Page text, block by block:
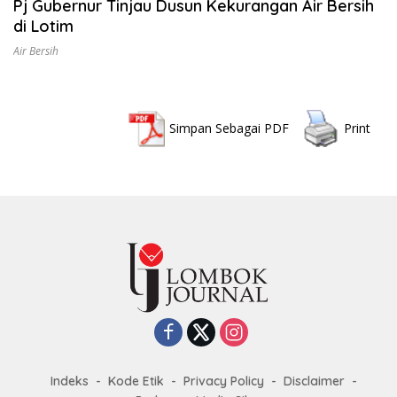
Pj Gubernur Tinjau Dusun Kekurangan Air Bersih
di Lotim
Air Bersih
Simpan Sebagai PDF Print
Indeks Kode Etik Privacy Policy
Disclaimer